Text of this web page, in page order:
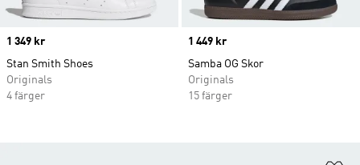
Price
1 349 kr
Stan Smith Shoes
Originals
4 färger
Price
1 449 kr
Samba OG Skor
Originals
15 färger